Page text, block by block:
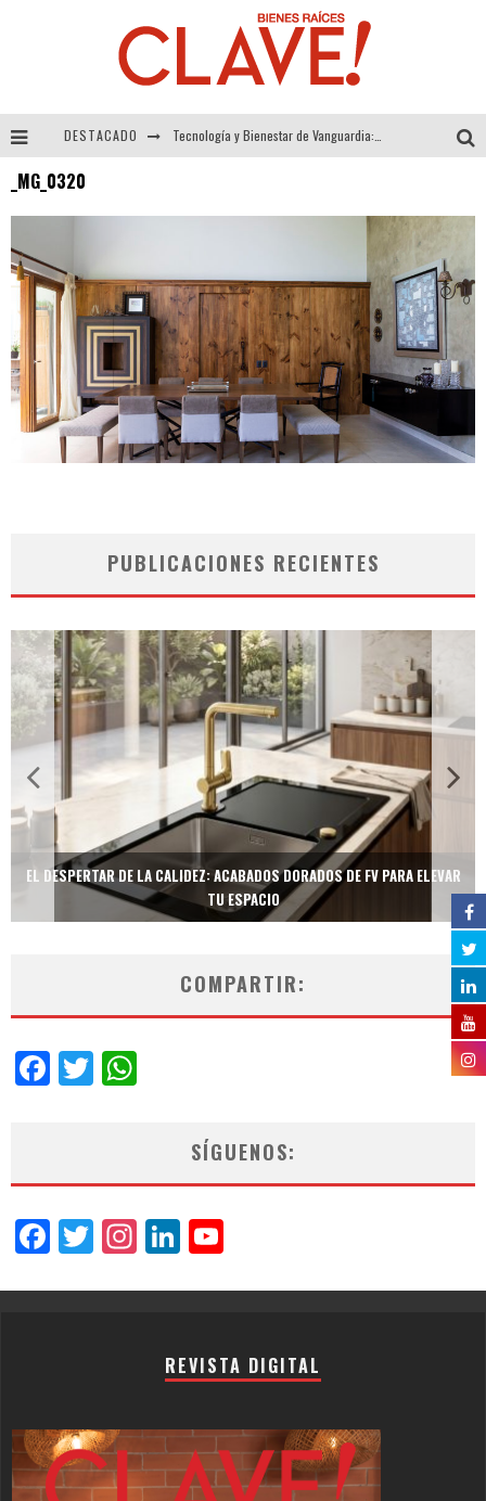
DESTACADO
Alexandra Bedoya – La Constancia detrás de La Paletería
El Despertar de la Calidez: Acabados Dorados de FV para Elevar tu Espacio
_MG_0320
PUBLICACIONES RECIENTES
EL DESPERTAR DE LA CALIDEZ: ACABADOS DORADOS DE FV PARA ELEVAR
TU ESPACIO
COMPARTIR:
Facebook
Twitter
SÍGUENOS:
Facebook
Twitter
Instagram
LinkedIn
REVISTA DIGITAL